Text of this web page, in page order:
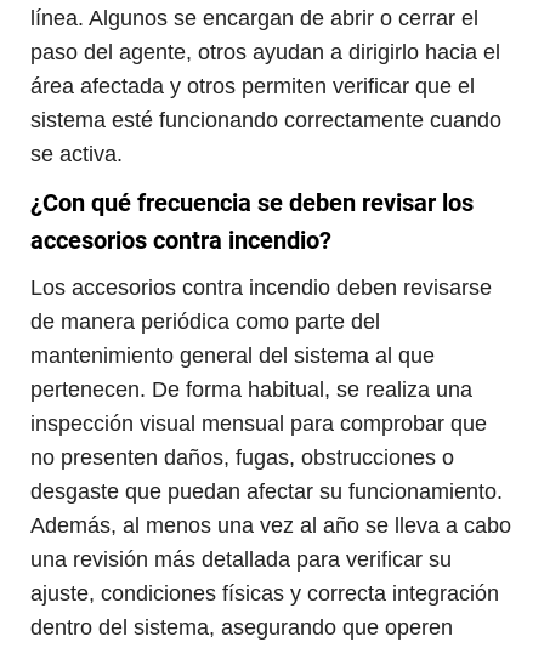
línea. Algunos se encargan de abrir o cerrar el
paso del agente, otros ayudan a dirigirlo hacia el
área afectada y otros permiten verificar que el
sistema esté funcionando correctamente cuando
se activa.
¿Con qué frecuencia se deben revisar los
accesorios contra incendio?
Los accesorios contra incendio deben revisarse
de manera periódica como parte del
mantenimiento general del sistema al que
pertenecen. De forma habitual, se realiza una
inspección visual mensual para comprobar que
no presenten daños, fugas, obstrucciones o
desgaste que puedan afectar su funcionamiento.
Además, al menos una vez al año se lleva a cabo
una revisión más detallada para verificar su
ajuste, condiciones físicas y correcta integración
dentro del sistema, asegurando que operen